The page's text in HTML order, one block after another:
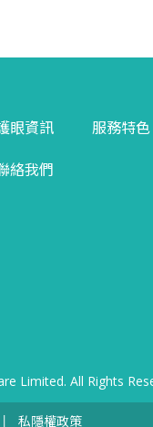
眼資訊 服務特色
絡我們
私隱權政策
Limited. All Rights